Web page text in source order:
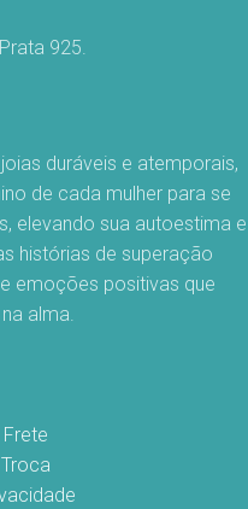
925.
duráveis e atemporais,
de cada mulher para se
elevando sua autoestima e
histórias de superação
emoções positivas que
alma.